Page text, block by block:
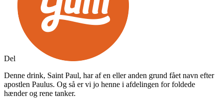
Del
Denne drink, Saint Paul, har af en eller anden grund fået navn efter
apostlen Paulus. Og så er vi jo henne i afdelingen for foldede
hænder og rene tanker.